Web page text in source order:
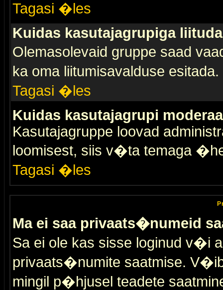
Tagasi �les
Kuidas kasutajagrupiga
Olemasolevaid gruppe saad
ka oma liitumisavalduse
Tagasi �les
Kuidas kasutajagrupi
Kasutajagruppe loovad
loomisest, siis v�ta temaga
Tagasi �les
Ma ei saa privaats�numeid
Sa ei ole kas sisse loginud v�i
privaats�numite saatmise.
mingil p�hjusel teadete